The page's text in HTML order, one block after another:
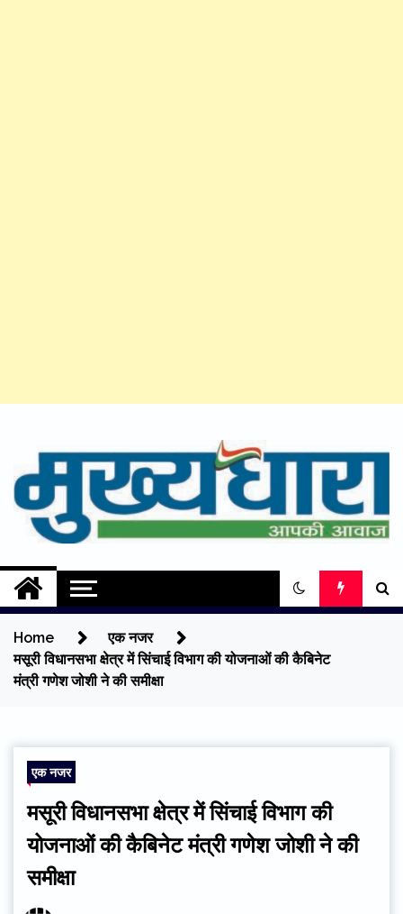
content
Mukhyadhara
Aapki Aawaz
Home
एक नजर
मसूरी विधानसभा क्षेत्र में सिंचाई विभाग की योजनाओं की कैबिनेट
मंत्री गणेश जोशी ने की समीक्षा
एक नजर
मसूरी विधानसभा क्षेत्र में सिंचाई विभाग की
योजनाओं की कैबिनेट मंत्री गणेश जोशी ने की
समीक्षा